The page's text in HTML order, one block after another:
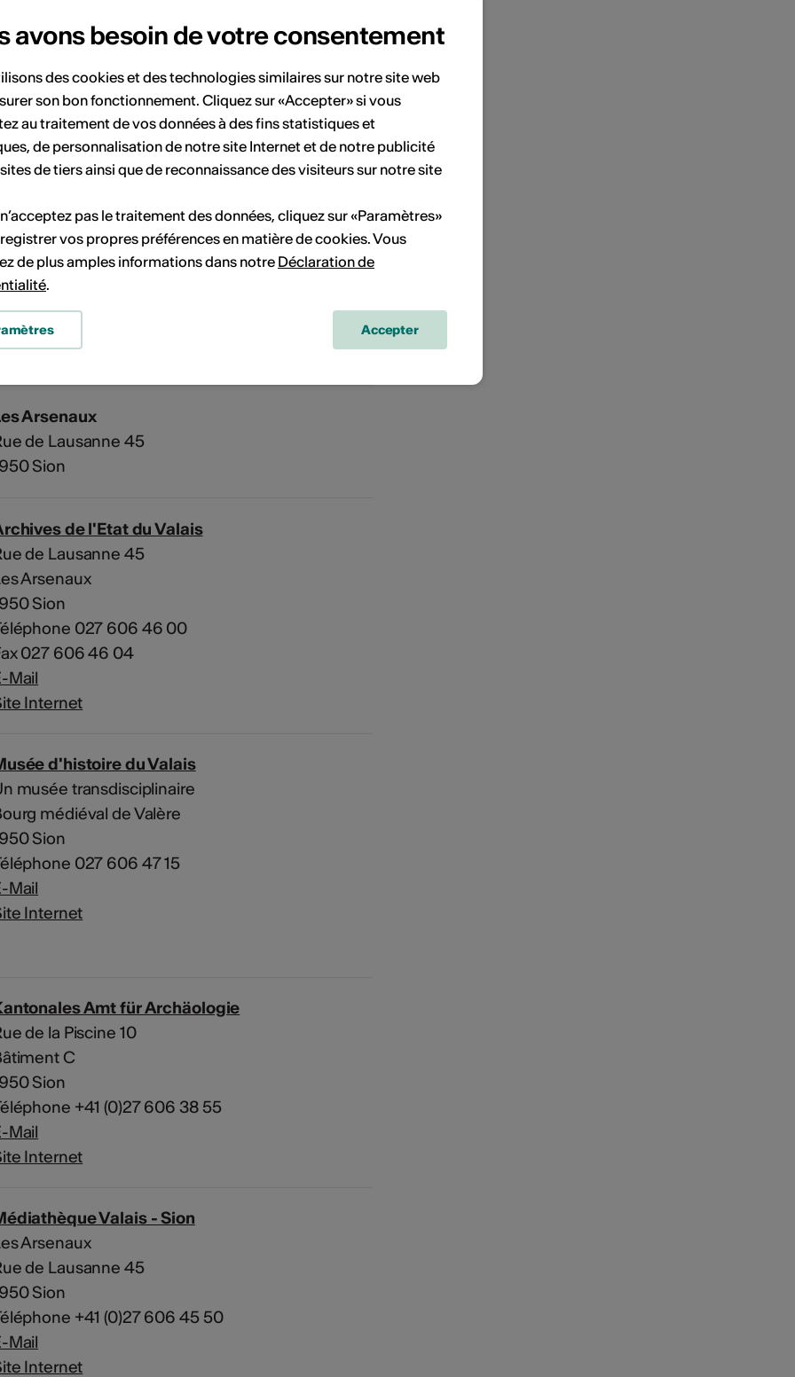
19
25 26
10 11 12 13 14 15 16
18 19 20 21 22 23
24 25 26 27 28 29 30
à votre calendrier.
Arsenaux
de Lausanne 45
Sion
de l'Etat du Valais
de Lausanne 45
Arsenaux
Sion
027 606 46 00
027 606 46 04
Mail
Internet
d'histoire du Valais
musée transdisciplinaire
médiéval de Valère
Sion
027 606 47 15
Mail
Internet
Amt für Archäologie
de la Piscine 10
C
Sion
+41 (0)27 606 38 55
Mail
Internet
Valais - Sion
Arsenaux
de Lausanne 45
Sion
+41 (0)27 606 45 50
Mail
Internet
avons besoin de votre consentement
des cookies et des technologies similaires sur notre site web
son bon fonctionnement. Cliquez sur «Accepter» si vous
au traitement de vos données à des fins statistiques et
de personnalisation de notre site Internet et de notre publicité
de tiers ainsi que de reconnaissance des visiteurs sur notre site
pas le traitement des données, cliquez sur «Paramètres»
vos propres préférences en matière de cookies. Vous
de plus amples informations dans notre Déclaration de
.
Accepter